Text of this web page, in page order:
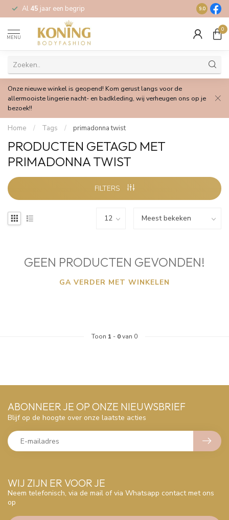
Al 45 jaar een begrip Gratis
9.0
MENU
0
Onze nieuwe winkel is geopend! Kom gerust langs voor de
allermooiste lingerie nacht- en badkleding, wij verheugen ons op je
bezoek!!
Home / Tags / primadonna twist
PRODUCTEN GETAGD MET
PRIMADONNA TWIST
FILTERS
GEEN PRODUCTEN GEVONDEN!
GA VERDER MET WINKELEN
Toon 1 - 0van 0
WIJ ZIJN ER VOOR JE
Neem telefonisch, via de mail of via Whatsapp contact met ons
op
ABONNEER JE OP ONZE NIEUWSBRIEF
Blijf op de hoogte over onze laatste acties